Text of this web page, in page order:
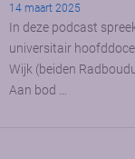
14 maart 2025
In deze podcast
universitair
Wijk (beiden
Aan bod …